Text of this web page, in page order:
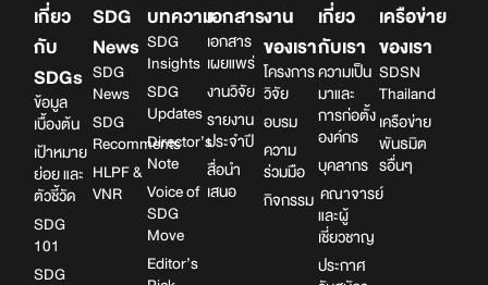
เกี่ยว
กับ
SDGs
ข้อมูล
เบื้องต้น
เป้าหมาย
ย่อย และ
ตัวชี้วัด
SDG
101
SDG
SDG
News
SDG
News
SDG
Recomments
HLPF &
VNR
บทความ
SDG
Insights
SDG
Updates
Director’s
Note
Voice of
SDG
Move
Editor’s
เอกสาร
เอกสาร
เผยแพร่
งานวิจัย
รายงาน
ประจำปี
สื่อนำ
เสนอ
งาน
ของเรา
โครงการ
วิจัย
อบรม
ความ
ร่วมมือ
กิจกรรม
เกี่ยว
กับเรา
ความเป็น
มาและ
การก่อตั้ง
องค์กร
บุคลากร
คณาจารย์
และผู้
เชี่ยวชาญ
ประกาศ
เครือข่าย
ของเรา
SDSN
Thailand
เครือข่าย
พันธมิต
รอื่นๆ